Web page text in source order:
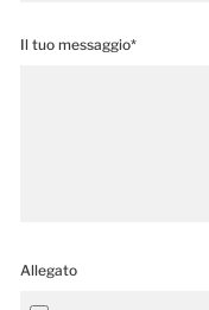
Il tuo messaggio*
Allegato